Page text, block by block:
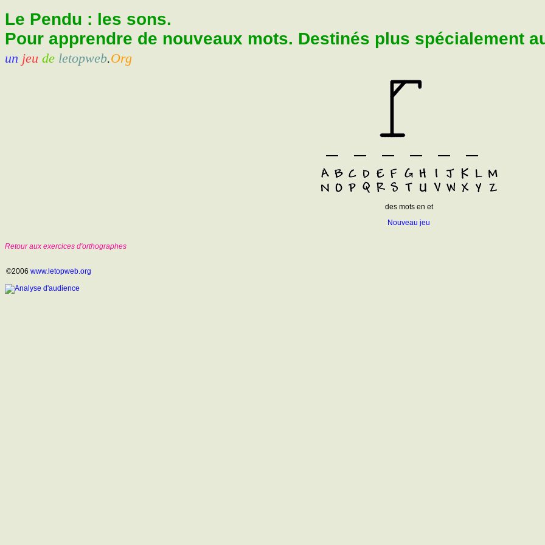
Le Pendu : les sons.
Pour apprendre de nouveaux mots. Destinés plus spécialement
un jeu de letopweb.Org
des mots en et
Nouveau jeu
Retour aux exercices d'orthographes
©2006 www.letopweb.org